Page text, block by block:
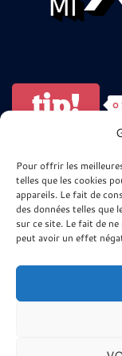
Pour offrir les
telles que les cookies
appareils. Le fait de
des données telles que
sur ce site. Le fait de
peut avoir un effet
tip! 0
ARTISTES ?
😉
Site minier 9-9bis
La Télé de l’Agglo
Ressources